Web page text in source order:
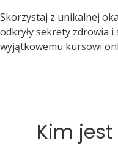
Skorzystaj z unikalnej
odkryły sekrety zdrowia i
wyjątkowemu kursowi
Kim